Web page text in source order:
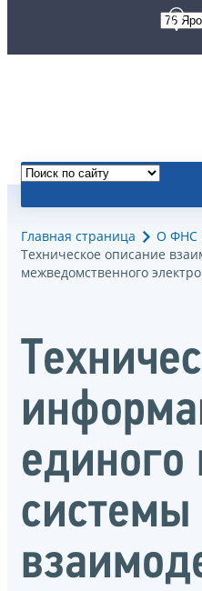
Главная страница О ФНС
Техническое описание
межведомственного
единого
системы